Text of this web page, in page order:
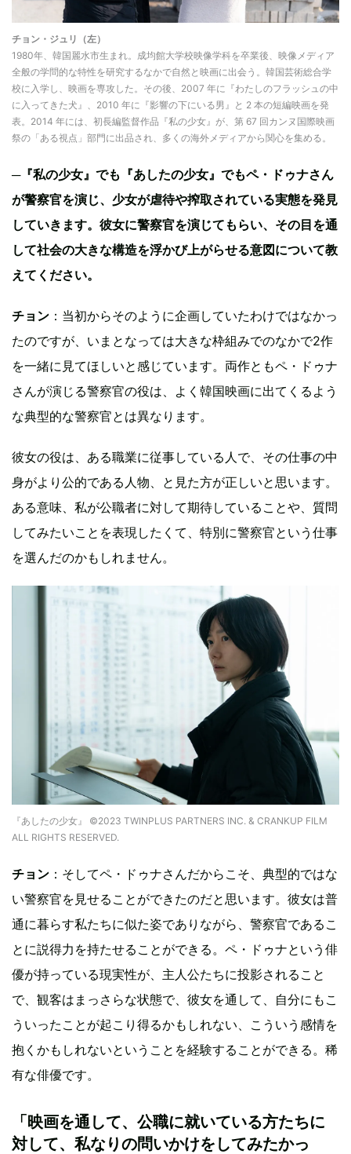
チョン・ジュリ（左）
1980年、韓国麗水市生まれ。成均館大学校映像学科を卒業後、映像メディア
全般の学問的な特性を研究するなかで自然と映画に出会う。韓国芸術総合学
校に入学し、映画を専攻した。その後、2007 年に『わたしのフラッシュの中
に入ってきた犬』、2010 年に『影響の下にいる男』と 2 本の短編映画を発
表。2014 年には、初長編監督作品『私の少女』が、第 67 回カンヌ国際映画
祭の「ある視点」部門に出品され、多くの海外メディアから関心を集める。
─『私の少女』でも『あしたの少女』でもペ・ドゥナさん
が警察官を演じ、少女が虐待や搾取されている実態を発見
していきます。彼女に警察官を演じてもらい、その目を通
して社会の大きな構造を浮かび上がらせる意図について教
えてください。
チョン ：当初からそのように企画していたわけではなかっ
たのですが、いまとなっては大きな枠組みでのなかで2作
を一緒に見てほしいと感じています。両作ともペ・ドゥナ
さんが演じる警察官の役は、よく韓国映画に出てくるよう
な典型的な警察官とは異なります。
彼女の役は、ある職業に従事している人で、その仕事の中
身がより公的である人物、と見た方が正しいと思います。
ある意味、私が公職者に対して期待していることや、質問
してみたいことを表現したくて、特別に警察官という仕事
を選んだのかもしれません。
『あしたの少女』 ©2023 TWINPLUS PARTNERS INC. & CRANKUP FILM
ALL RIGHTS RESERVED.
チョン ：そしてペ・ドゥナさんだからこそ、典型的ではな
い警察官を見せることができたのだと思います。彼女は普
通に暮らす私たちに似た姿でありながら、警察官であるこ
とに説得力を持たせることができる。ペ・ドゥナという俳
優が持っている現実性が、主人公たちに投影されること
で、観客はまっさらな状態で、彼女を通して、自分にもこ
ういったことが起こり得るかもしれない、こういう感情を
抱くかもしれないということを経験することができる。稀
有な俳優です。
「映画を通して、公職に就いている方たちに
対して、私なりの問いかけをしてみたかっ